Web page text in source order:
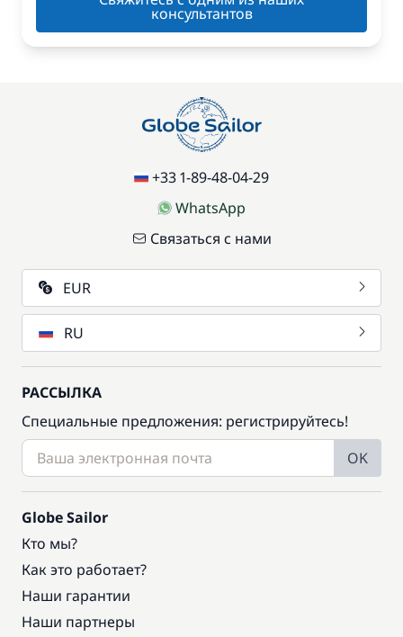
консультантов
+33 1-89-48-04-29
WhatsApp
Связаться с нами
EUR
RU
РАССЫЛКА
Специальные предложения: регистрируйтесь!
OK
Globe Sailor
Кто мы?
Как это работает?
Наши гарантии
Наши партнеры